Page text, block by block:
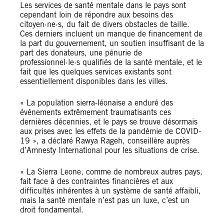
Les services de santé mentale dans le pays sont
cependant loin de répondre aux besoins des
citoyen·ne·s, du fait de divers obstacles de taille.
Ces derniers incluent un manque de financement de
la part du gouvernement, un soutien insuffisant de la
part des donateurs, une pénurie de
professionnel·le·s qualifiés de la santé mentale, et le
fait que les quelques services existants sont
essentiellement disponibles dans les villes.
« La population sierra-léonaise a enduré des
événements extrêmement traumatisants ces
dernières décennies, et le pays se trouve désormais
aux prises avec les effets de la pandémie de COVID-
19 », a déclaré Rawya Rageh, conseillère auprès
d’Amnesty International pour les situations de crise.
« La Sierra Leone, comme de nombreux autres pays,
fait face à des contraintes financières et aux
difficultés inhérentes à un système de santé affaibli,
mais la santé mentale n’est pas un luxe, c’est un
droit fondamental.